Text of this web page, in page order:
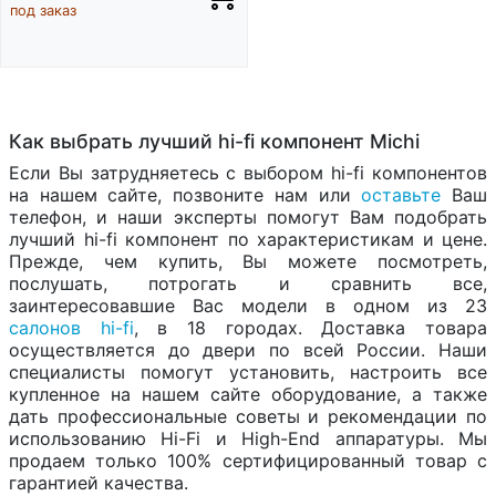
под заказ
Как выбрать лучший hi-fi компонент Michi
Если Вы затрудняетесь с выбором hi-fi компонентов
на нашем сайте, позвоните нам илиоставьте Ваш
телефон, и наши эксперты помогут Вам подобрать
лучший hi-fi компонент по характеристикам и цене.
Прежде, чем купить, Вы можете посмотреть,
послушать, потрогать и сравнить все,
заинтересовавшие Вас модели в одном из 23
салонов hi-fi, в 18 городах. Доставка товара
осуществляется до двери по всей России. Наши
специалисты помогут установить, настроить все
купленное на нашем сайте оборудование, а также
дать профессиональные советы и рекомендации по
использованию Hi-Fi и High-End аппаратуры. Мы
продаем только 100% сертифицированный товар с
гарантией качества.